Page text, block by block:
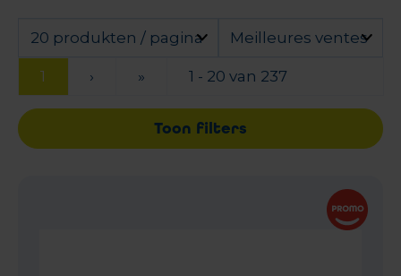
20 produkten / pagina Meilleures ventes
1 › » 1 - 20 van 237
Toon filters